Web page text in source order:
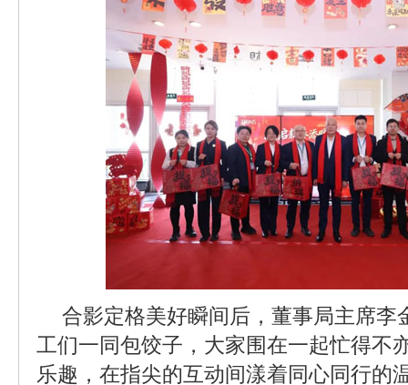
合影定格美好瞬间后，董事局主席李
工们一同包饺子，大家围在一起忙得不
乐趣，在指尖的互动间漾着同心同行的